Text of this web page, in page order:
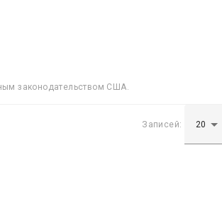
законодательством США.
Записей: